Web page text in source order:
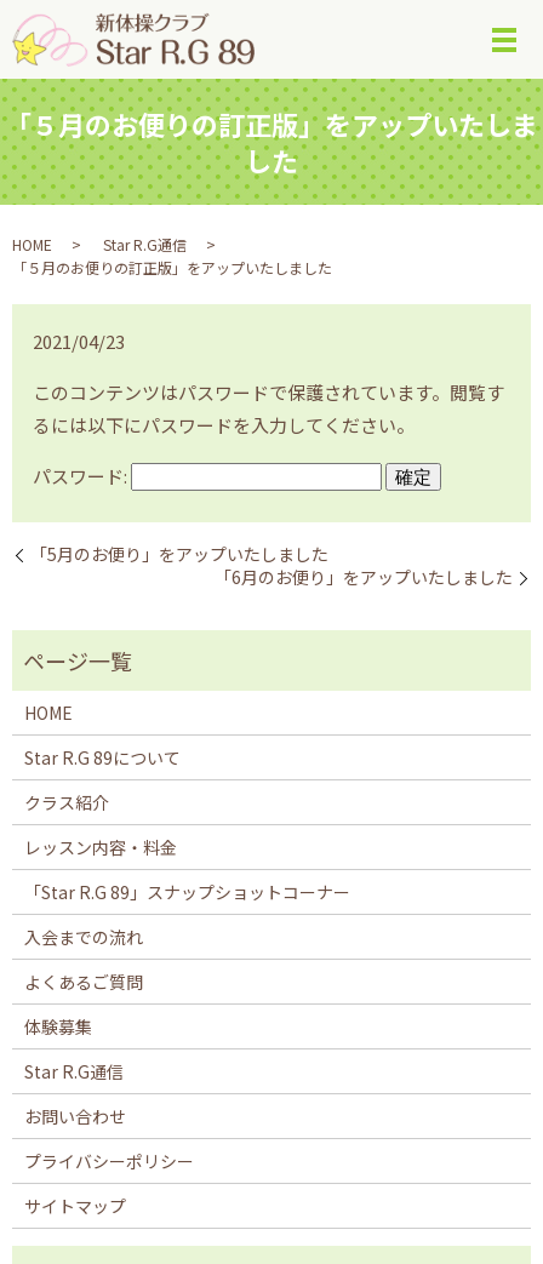
メ
「５月のお便りの訂正版」をアップいたしま
した
HOME
Star R.G通信
「５月のお便りの訂正版」をアップいたしました
2021/04/23
このコンテンツはパスワードで保護されています。閲覧す
るには以下にパスワードを入力してください。
パスワード:
「5月のお便り」をアップいたしました
「6月のお便り」をアップいたしました
HOME
Star R.G 89について
クラス紹介
レッスン内容・料金
「Star R.G 89」スナップショットコーナー
入会までの流れ
よくあるご質問
体験募集
Star R.G通信
お問い合わせ
プライバシーポリシー
サイトマップ